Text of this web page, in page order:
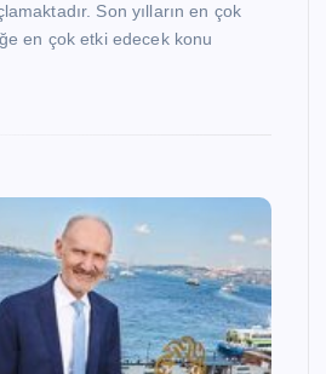
Son yılların en çok
en çok etki edecek konu